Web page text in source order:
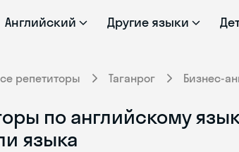
Английский Другие языки
репетиторы Таганрог Бизнес-
по английскому
языка